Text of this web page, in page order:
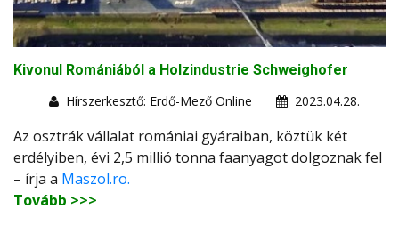
Kivonul Romániából a Holzindustrie Schweighofer
Hírszerkesztő: Erdő-Mező Online
2023.04.28.
Az osztrák vállalat romániai gyáraiban, köztük két
erdélyiben, évi 2,5 millió tonna faanyagot dolgoznak fel
– írja a Maszol.ro.
Tovább >>>